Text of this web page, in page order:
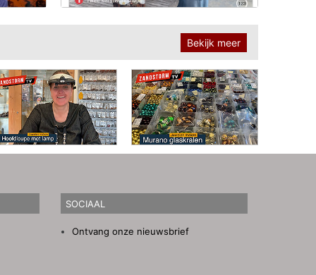
Bekijk meer
SOCIAAL
Ontvang onze nieuwsbrief